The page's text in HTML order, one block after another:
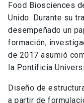
Food Biosciences
Unido. Durante su
desempeñado un
formación,
de 2017 asumió
la Pontificia
Diseño de
a partir de